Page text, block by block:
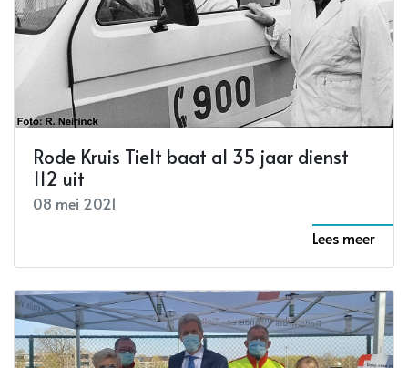
Rode Kruis Tielt baat al 35 jaar dienst
112 uit
08 mei 2021
Lees meer